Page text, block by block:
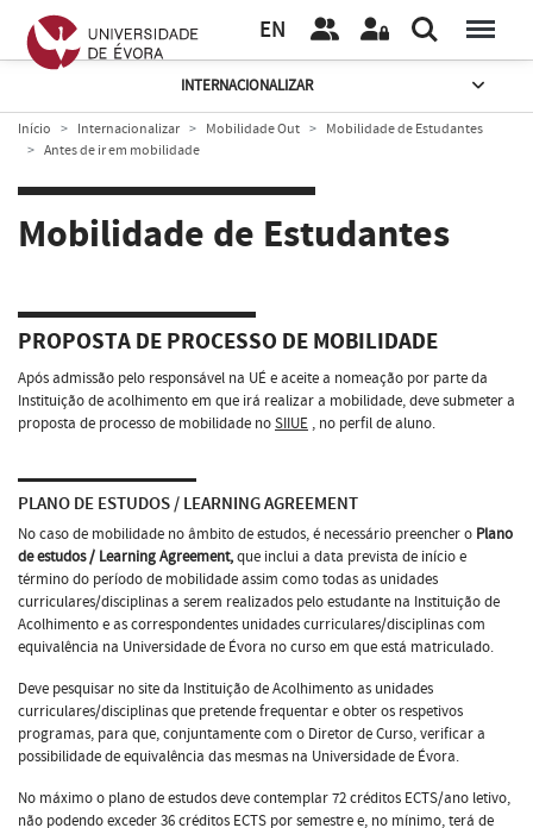
EN
INTERNACIONALIZAR
Início Internacionalizar Mobilidade Out
Mobilidade de Estudantes
Antes de ir em mobilidade
Mobilidade de Estudantes
PROPOSTA DE PROCESSO DE MOBILIDADE
Após admissão pelo responsável na UÉ e aceite a nomeação por parte da
Instituição de acolhimento em que irá realizar a mobilidade, deve submeter a
proposta de processo de mobilidade noSIIUE , no perfil de aluno.
PLANO DE ESTUDOS / LEARNING AGREEMENT
No caso de mobilidade no âmbito de estudos, é necessário preencher o Plano
de estudos / Learning Agreement,que inclui a data prevista de início e
término do período de mobilidade assim como todas as unidades
curriculares/disciplinas a serem realizados pelo estudante na Instituição de
Acolhimento e as correspondentes unidades curriculares/disciplinas com
equivalência na Universidade de Évora no curso em que está matriculado.
Deve pesquisar no site da Instituição de Acolhimento as unidades
curriculares/disciplinas que pretende frequentar e obter os respetivos
programas, para que, conjuntamente com o Diretor de Curso, verificar a
possibilidade de equivalência das mesmas na Universidade de Évora.
No máximo o plano de estudos deve contemplar 72 créditos ECTS/ano letivo,
não podendo exceder 36 créditos ECTS por semestre e, no mínimo, terá de